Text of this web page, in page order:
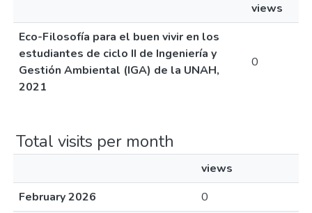
views
Eco-Filosofía para el buen vivir en los
estudiantes de ciclo II de Ingeniería y
Gestión Ambiental (IGA) de la UNAH,
2021
0
Total visits per month
views
February 2026
0